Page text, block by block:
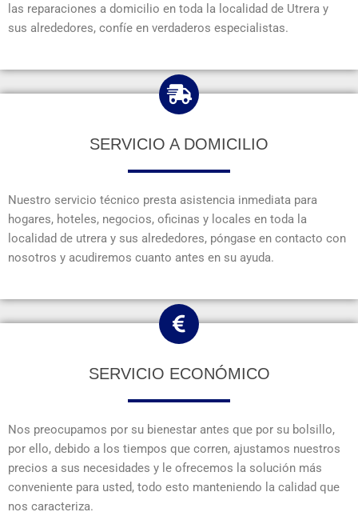
las reparaciones a domicilio en toda la localidad de Utrera y
sus alrededores, confíe en verdaderos especialistas.
SERVICIO A DOMICILIO
Nuestro servicio técnico presta asistencia inmediata para
hogares, hoteles, negocios, oficinas y locales en toda la
localidad de utrera y sus alrededores, póngase en contacto con
nosotros y acudiremos cuanto antes en su ayuda.
SERVICIO ECONÓMICO
Nos preocupamos por su bienestar antes que por su bolsillo,
por ello, debido a los tiempos que corren, ajustamos nuestros
precios a sus necesidades y le ofrecemos la solución más
conveniente para usted, todo esto manteniendo la calidad que
nos caracteriza.